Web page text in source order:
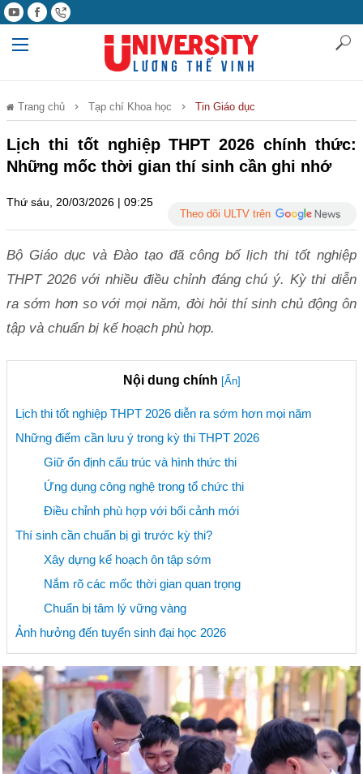
Trang chủ Tạp chí Khoa học Tin Giáo dục
Lịch thi tốt nghiệp THPT 2026 chính thức:
Những mốc thời gian thí sinh cần ghi nhớ
Thứ sáu, 20/03/2026 | 09:25
Theo dõi ULTV trên
Bộ Giáo dục và Đào tạo đã công bố lịch thi tốt nghiệp
THPT 2026 với nhiều điều chỉnh đáng chú ý. Kỳ thi diễn
ra sớm hơn so với mọi năm, đòi hỏi thí sinh chủ động ôn
tập và chuẩn bị kế hoạch phù hợp.
Nội dung chính [Ẩn]
Lịch thi tốt nghiệp THPT 2026 diễn ra sớm hơn mọi năm
Những điểm cần lưu ý trong kỳ thi THPT 2026
Giữ ổn định cấu trúc và hình thức thi
Ứng dụng công nghệ trong tổ chức thi
Điều chỉnh phù hợp với bối cảnh mới
Thí sinh cần chuẩn bị gì trước kỳ thi?
Xây dựng kế hoạch ôn tập sớm
Nắm rõ các mốc thời gian quan trọng
Chuẩn bị tâm lý vững vàng
Ảnh hưởng đến tuyển sinh đại học 2026